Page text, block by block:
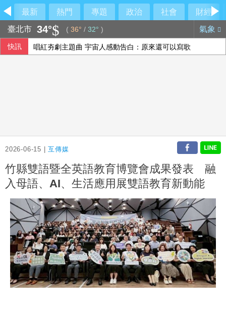
最新 熱門 專題 政治 社會
財經
臺北市 34° ( 36° / 32° ) 氣象
快訊 唱紅夯劇主題曲 宇宙人感動告白：原來還可以寫歌
2026-06-15 |互傳媒
竹縣雙語暨全英語教育博覽會成果發表 融
入母語、AI、生活應用展雙語教育新動能